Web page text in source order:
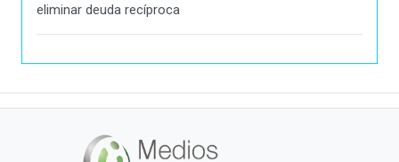
eliminar deuda recíproca